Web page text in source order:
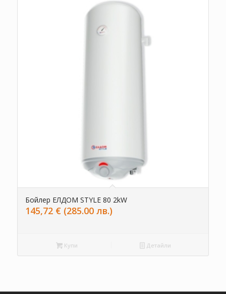
Бойлер ЕЛДОМ STYLE 80 2kW
145,72 € (285.00 лв.)
Купи Детайли